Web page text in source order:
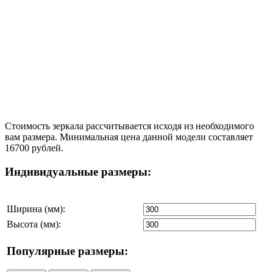
Стоимость зеркала рассчитывается исходя из необходимого
вам размера. Минимальная цена данной модели составляет
16700 рублей.
Индивидуальные размеры:
Ширина (мм):
Высота (мм):
Популярные размеры: